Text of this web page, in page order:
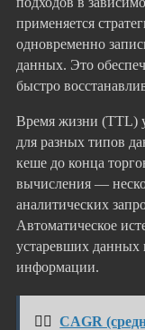
применяется
одновременно
данных. Это
быстро
Время жизни (TTL)
для разных типов
кеше до конца
вычисления —
аналитических
Автоматическое
устаревших данных
информации.
👉🏻 CAGR